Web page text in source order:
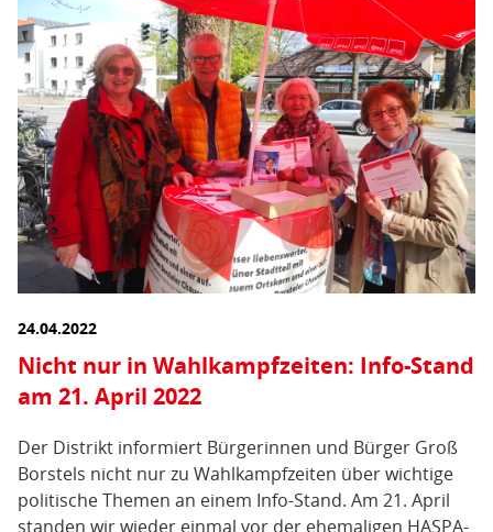
24.04.2022
Nicht nur in Wahlkampfzeiten: Info-Stand
am 21. April 2022
Der Distrikt informiert Bürgerinnen und Bürger Groß
Borstels nicht nur zu Wahlkampfzeiten über wichtige
politische Themen an einem Info-Stand. Am 21. April
standen wir wieder einmal vor der ehemaligen HASPA-